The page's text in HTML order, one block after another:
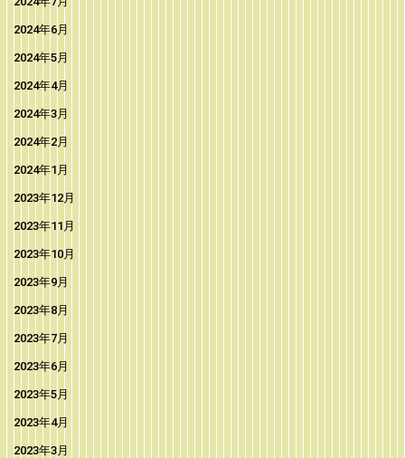
2024年6月
2024年5月
2024年4月
2024年3月
2024年2月
2024年1月
2023年12月
2023年11月
2023年10月
2023年9月
2023年8月
2023年7月
2023年6月
2023年5月
2023年4月
2023年3月